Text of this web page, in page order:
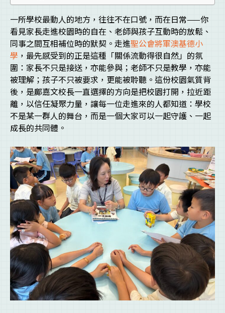
一所學校最動人的地方，往往不在口號，而在日常——你
看見家長走進校園時的自在、老師與孩子互動時的放鬆、
同事之間互相補位時的默契。走進聖公會將軍澳基德小
學 ，最先感受到的正是這種「關係流動得很自然」的氛
圍：家長不只是接送，亦能參與；老師不只是教學，亦能
被理解；孩子不只被要求，更能被聆聽。這份校園氣質背
後，是鄺嘉文校長一直選擇的方向是把校園打開，拉近距
離，以信任凝聚力量，讓每一位走進來的人都知道：學校
不是某一群人的舞台，而是一個大家可以一起守護、一起
成長的共同體。